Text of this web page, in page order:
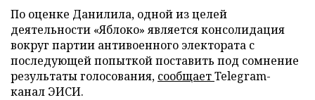
По оценке Данилила, одной из целей
деятельности «Яблоко» является консолидация
вокруг партии антивоенного электората с
последующей попыткой поставить под сомнение
результаты голосования, сообщаетTelegram-
канал ЭИСИ.